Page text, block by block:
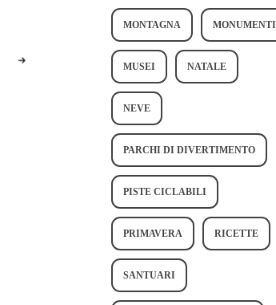
MONTAGNA MONUMENTI
MUSEI NATALE
NEVE
PARCHI DI DIVERTIMENTO
PISTE CICLABILI
PRIMAVERA RICETTE
SANTUARI